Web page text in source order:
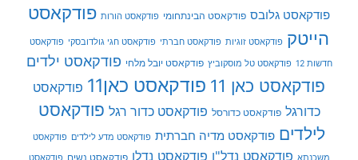
פודקאסט גלובס פודקאסט הבינתחומי פודקאסט הורות פודקאסט
הייטק פודקאסט זוגיות פודקאסט חברתי פודקאסט חגי גולדובסקי פודקאסט
חדשות 12 פודקאסט טל מוסקוביץ פודקאסט יובל מלחי פודקאסט ילדים
פודקאסט כאן 11 פודקאסט כאן11
פודקאסט
כדורגל פודקאסט כדורסל פודקאסט כדור רגל פודקאסט
לילדים פודקאסט מדיה חברתית פודקאסט מדע לילדים פודקאסט
פודקאסט נדל"ן פודקאסט נדלן פודקאסט נשים